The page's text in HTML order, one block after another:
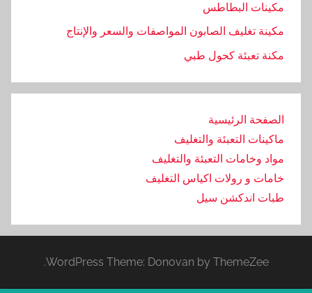
مكينات البطاطس
مكينة تغليف الصابون المواصفات والسعر والإنتاج
مكنة تعبئة كحول طبي
الصفحة الرئيسية
ماكينات التعبئة والتغليف
مواد وخامات التعبئة والتغليف
خامات و رولات اكياس التغليف
طبات اندكشن سيل
WordPress Theme: Donovan by ThemeZee.